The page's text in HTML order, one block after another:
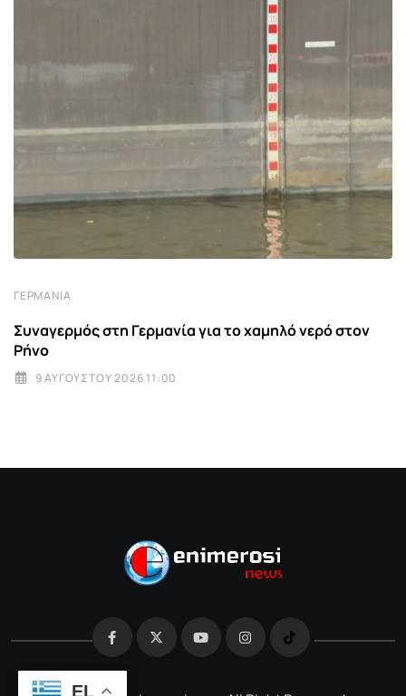
ΓΕΡΜΑΝΊΑ
Συναγερμός στη Γερμανία για το χαμηλό νερό στον
Ρήνο
9 ΑΥΓΟΎΣΤΟΥ 2026 11:00
EL